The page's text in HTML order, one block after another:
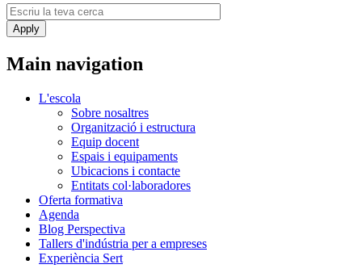
Main navigation
L'escola
Sobre nosaltres
Organització i estructura
Equip docent
Espais i equipaments
Ubicacions i contacte
Entitats col·laboradores
Oferta formativa
Agenda
Blog Perspectiva
Tallers d'indústria per a empreses
Experiència Sert